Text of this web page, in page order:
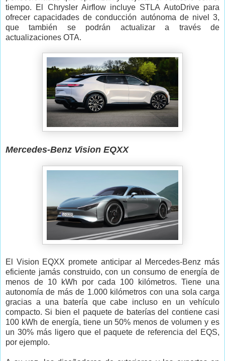
tiempo. El Chrysler Airflow incluye STLA AutoDrive para
ofrecer capacidades de conducción autónoma de nivel 3,
que también se podrán actualizar a través de
actualizaciones OTA.
Mercedes-Benz Vision EQXX
El Vision EQXX promete anticipar al Mercedes-Benz más
eficiente jamás construido, con un consumo de energía de
menos de 10 kWh por cada 100 kilómetros. Tiene una
autonomía de más de 1.000 kilómetros con una sola carga
gracias a una batería que cabe incluso en un vehículo
compacto. Si bien el paquete de baterías del contiene casi
100 kWh de energía, tiene un 50% menos de volumen y es
un 30% más ligero que el paquete de referencia del EQS,
por ejemplo.